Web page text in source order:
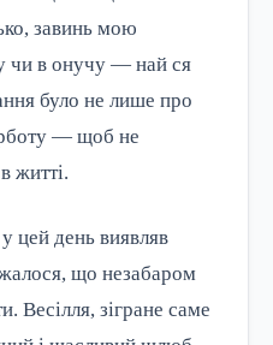
завинь мою
чи в онучу — най ся
було не лише про
— щоб не
житті.
цей день виявляв
що незабаром
Весілля, зігране саме